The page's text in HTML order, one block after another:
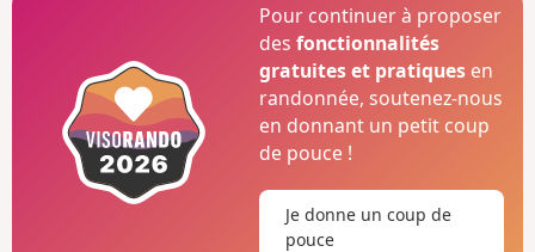
Pour continuer à proposer
desfonctionnalités
gratuites et pratiques en
randonnée, soutenez-nous
en donnant un petit coup
de pouce !
Je donne un coup de
pouce